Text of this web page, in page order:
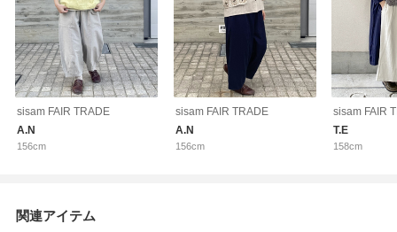
sisam FAIR TRADE
A.N
156cm
sisam FAIR TRADE
A.N
156cm
sisam FAIR
T.E
158cm
関連アイテム